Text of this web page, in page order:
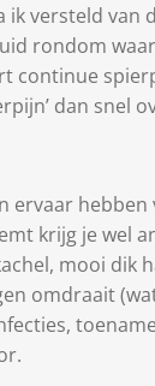
versteld
rondom
continue
dan snel
ervaar
krijg je wel
mooi dik
omdraait